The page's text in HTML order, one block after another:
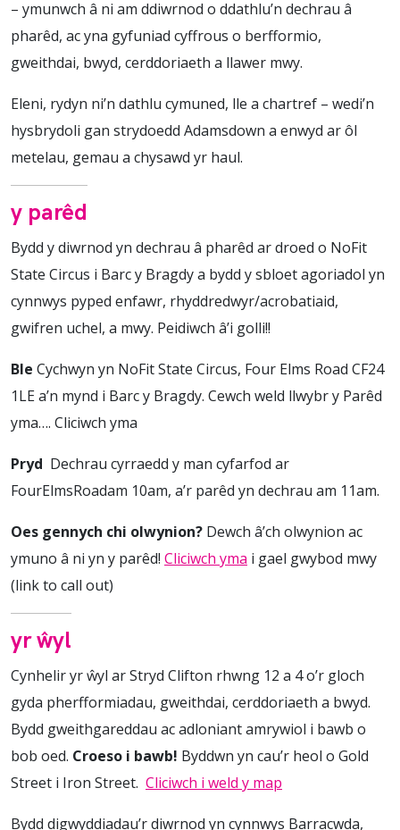
– ymunwch â ni am ddiwrnod o ddathlu’n dechrau â
pharêd, ac yna gyfuniad cyffrous o berfformio,
gweithdai, bwyd, cerddoriaeth a llawer mwy.
Eleni, rydyn ni’n dathlu cymuned, lle a chartref – wedi’n
hysbrydoli gan strydoedd Adamsdown a enwyd ar ôl
metelau, gemau a chysawd yr haul.
y parêd
Bydd y diwrnod yn dechrau â pharêd ar droed o NoFit
State Circus i Barc y Bragdy a bydd y sbloet agoriadol yn
cynnwys pyped enfawr, rhyddredwyr/acrobatiaid,
gwifren uchel, a mwy. Peidiwch â’i golli!!
Ble Cychwyn yn NoFit State Circus, Four Elms Road CF24
1LE a’n mynd i Barc y Bragdy. Cewch weld llwybr y Parêd
yma…. Cliciwch yma
Pryd Dechrau cyrraedd y man cyfarfod ar
FourElmsRoadam 10am, a’r parêd yn dechrau am 11am.
Oes gennych chi olwynion? Dewch â’ch olwynion ac
ymuno â ni yn y parêd! Cliciwch yma i gael gwybod mwy
(link to call out)
yr ŵyl
Cynhelir yr ŵyl ar Stryd Clifton rhwng 12 a 4 o’r gloch
gyda pherfformiadau, gweithdai, cerddoriaeth a bwyd.
Bydd gweithgareddau ac adloniant amrywiol i bawb o
bob oed. Croeso i bawb! Byddwn yn cau’r heol o Gold
Street i Iron Street. Cliciwch i weld y map
Bydd digwyddiadau’r diwrnod yn cynnwys Barracwda,